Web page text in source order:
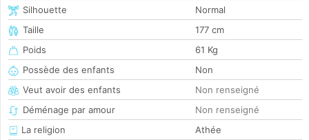
Silhouette
Normal
Taille
177 cm
Poids
61 Kg
Possède des enfants
Non
Veut avoir des enfants
Non renseigné
Déménage par amour
Non renseigné
La religion
Athée